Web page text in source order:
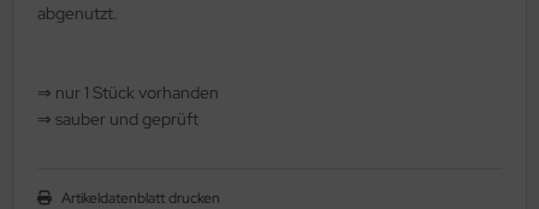
abgenutzt.
⇒ nur 1 Stück vorhanden
⇒ sauber und geprüft
Artikeldatenblatt drucken